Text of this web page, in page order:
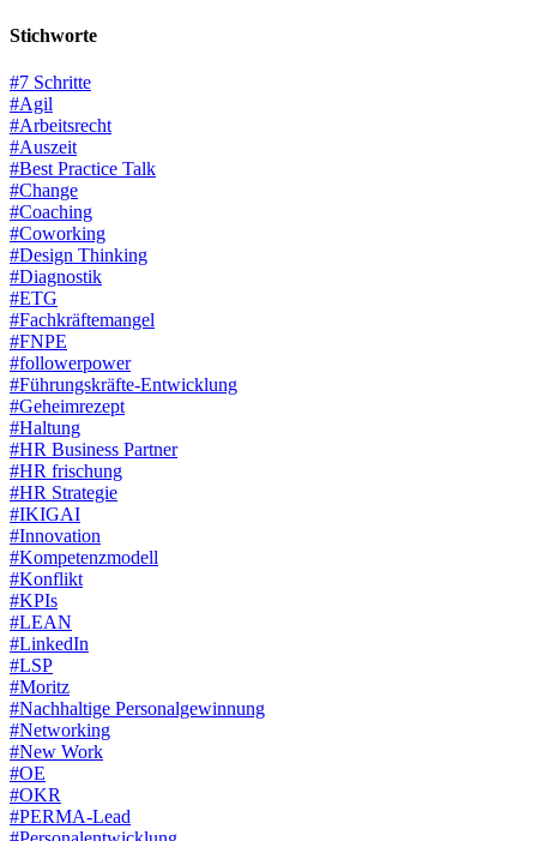
Stichworte
#7 Schritte
#Agil
#Arbeitsrecht
#Auszeit
#Best Practice Talk
#Change
#Coaching
#Coworking
#Design Thinking
#Diagnostik
#ETG
#Fachkräftemangel
#FNPE
#followerpower
#Führungskräfte-Entwicklung
#Geheimrezept
#Haltung
#HR Business Partner
#HR frischung
#HR Strategie
#IKIGAI
#Innovation
#Kompetenzmodell
#Konflikt
#KPIs
#LEAN
#LinkedIn
#LSP
#Moritz
#Nachhaltige Personalgewinnung
#Networking
#New Work
#OE
#OKR
#PERMA-Lead